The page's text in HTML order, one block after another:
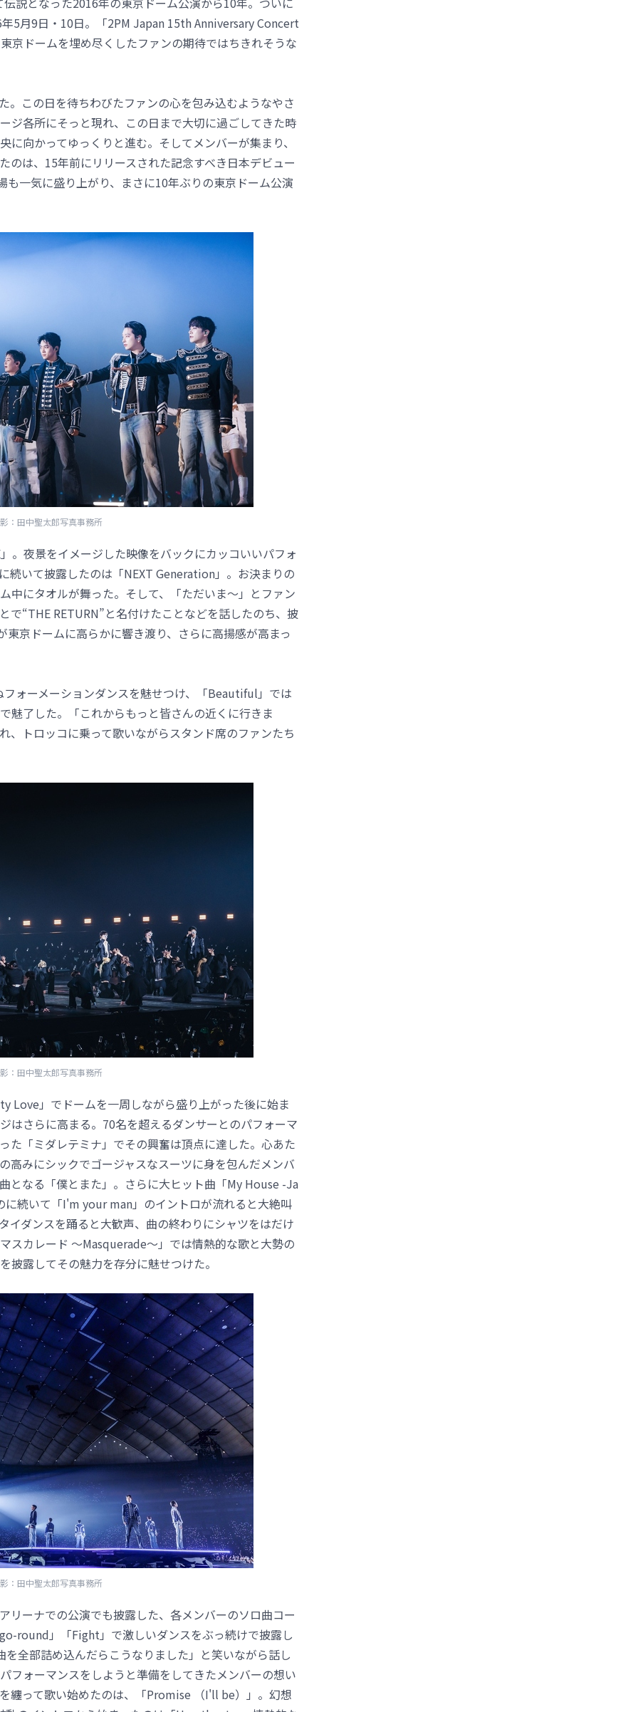
5月9日・10日。「2PM Japan 15th Anniversary Concert
京ドームを埋め尽くしたファンの期待ではちきれそうな
。この日を待ちわびたファンの心を包み込むようなやさ
ジ各所にそっと現れ、この日まで大切に過ごしてきた時
向かってゆっくりと進む。そしてメンバーが集まり、
のは、15年前にリリースされた記念すべき日本デビュー
一気に盛り上がり、まさに10年ぶりの東京ドーム公演
：田中聖太郎写真事務所
。夜景をイメージした映像をバックにカッコいいパフォ
続いて披露したのは「NEXT Generation」。お決まりの
中にタオルが舞った。そして、「ただいま～」とファン
で“THE RETURN”と名付けたことなどを話したのち、披
京ドームに高らかに響き渡り、さらに高揚感が高まっ
フォーメーションダンスを魅せつけ、「Beautiful」では
魅了した。「これからもっと皆さんの近くに行きま
、トロッコに乗って歌いながらスタンド席のファンたち
：田中聖太郎写真事務所
Love」でドームを一周しながら盛り上がった後に始ま
はさらに高まる。70名を超えるダンサーとのパフォーマ
た「ミダレテミナ」でその興奮は頂点に達した。心あた
高みにシックでゴージャスなスーツに身を包んだメンバ
となる「僕とまた」。さらに大ヒット曲「My House -Ja
続いて「I'm your man」のイントロが流れると大絶叫
イダンスを踊ると大歓声、曲の終わりにシャツをはだけ
スカレード ～Masquerade～」では情熱的な歌と大勢の
露してその魅力を存分に魅せつけた。
：田中聖太郎写真事務所
リーナでの公演でも披露した、各メンバーのソロ曲コー
round」「Fight」で激しいダンスをぶっ続けで披露し
全部詰め込んだらこうなりました」と笑いながら話し
フォーマンスをしようと準備をしてきたメンバーの想い
纏って歌い始めたのは、「Promise （I'll be）」。幻想